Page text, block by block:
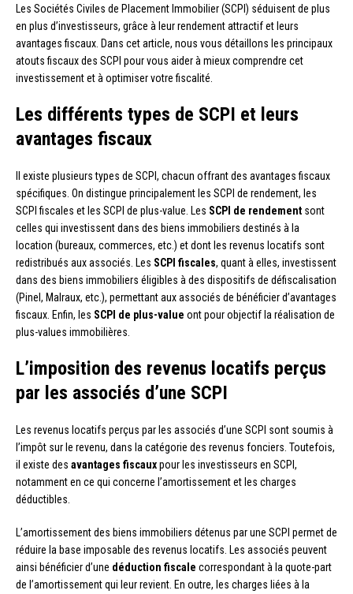
Les Sociétés Civiles de Placement Immobilier (SCPI) séduisent de plus
en plus d’investisseurs, grâce à leur rendement attractif et leurs
avantages fiscaux. Dans cet article, nous vous détaillons les principaux
atouts fiscaux des SCPI pour vous aider à mieux comprendre cet
investissement et à optimiser votre fiscalité.
Les différents types de SCPI et leurs
avantages fiscaux
Il existe plusieurs types de SCPI, chacun offrant des avantages fiscaux
spécifiques. On distingue principalement les SCPI de rendement, les
SCPI fiscales et les SCPI de plus-value. Les SCPI de rendement sont
celles qui investissent dans des biens immobiliers destinés à la
location (bureaux, commerces, etc.) et dont les revenus locatifs sont
redistribués aux associés. Les SCPI fiscales, quant à elles, investissent
dans des biens immobiliers éligibles à des dispositifs de défiscalisation
(Pinel, Malraux, etc.), permettant aux associés de bénéficier d’avantages
fiscaux. Enfin, les SCPI de plus-value ont pour objectif la réalisation de
plus-values immobilières.
L’imposition des revenus locatifs perçus
par les associés d’une SCPI
Les revenus locatifs perçus par les associés d’une SCPI sont soumis à
l’impôt sur le revenu, dans la catégorie des revenus fonciers. Toutefois,
il existe des avantages fiscauxpour les investisseurs en SCPI,
notamment en ce qui concerne l’amortissement et les charges
déductibles.
L’amortissement des biens immobiliers détenus par une SCPI permet de
réduire la base imposable des revenus locatifs. Les associés peuvent
ainsi bénéficier d’une déduction fiscale correspondant à la quote-part
de l’amortissement qui leur revient. En outre, les charges liées à la